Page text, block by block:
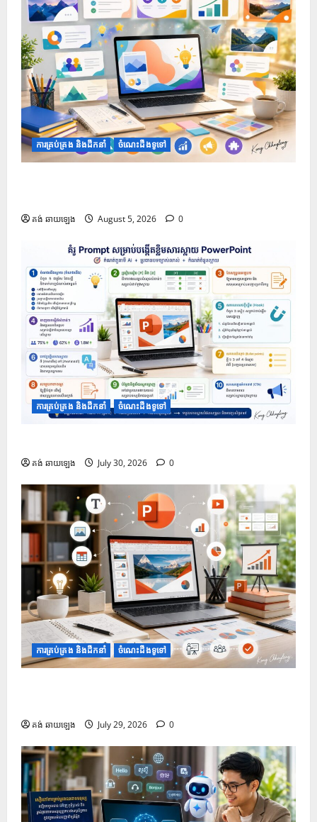
ការគ្រប់គ្រង និងដឹកនាំ ចំណេះដឹងទូទៅ
គង់ ឆាយឡេង August 5, 2026 0
ការគ្រប់គ្រង និងដឹកនាំ ចំណេះដឹងទូទៅ
គង់ ឆាយឡេង July 30, 2026 0
ការគ្រប់គ្រង និងដឹកនាំ ចំណេះដឹងទូទៅ
គង់ ឆាយឡេង July 29, 2026 0